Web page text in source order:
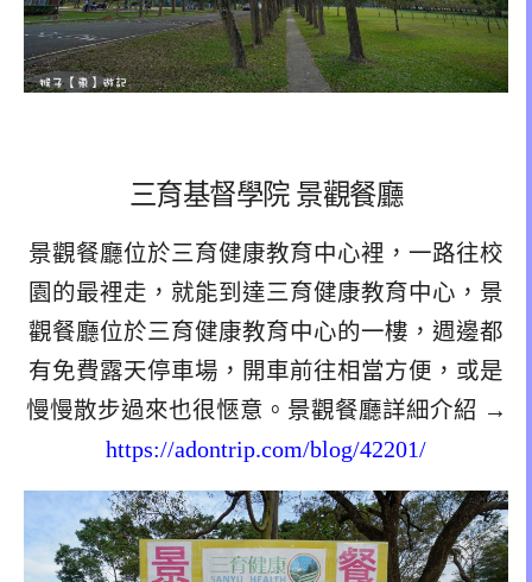
三育基督學院 景觀餐廳
景觀餐廳位於三育健康教育中心裡，一路往校
園的最裡走，就能到達三育健康教育中心，景
觀餐廳位於三育健康教育中心的一樓，週邊都
有免費露天停車場，開車前往相當方便，或是
慢慢散步過來也很愜意。景觀餐廳詳細介紹 →
https://adontrip.com/blog/42201/